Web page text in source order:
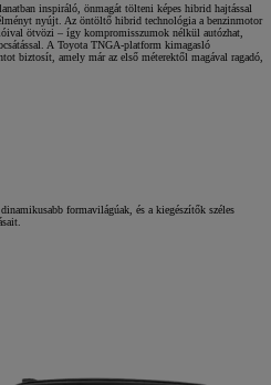
inspiráló, önmagát tölteni képes hibrid hajtással
nyújt. Az öntöltő hibrid technológia a benzinmotor
ötvözi – így kompromisszumok nélkül autózhat,
A Toyota TNGA‑platform kimagasló
biztosít, amely már az első méterektől magával ragadó,
formavilágúak, és a kiegészítők széles